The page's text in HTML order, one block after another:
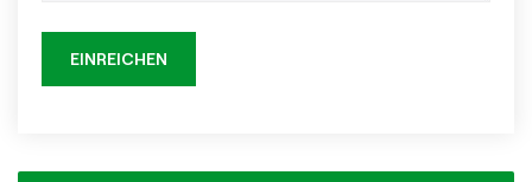
EINREICHEN